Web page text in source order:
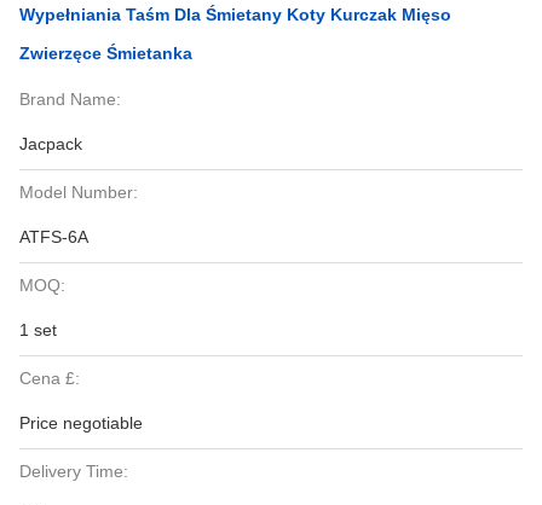
Wypełniania Taśm Dla Śmietany Koty Kurczak Mięso
Zwierzęce Śmietanka
Brand Name:
Jacpack
Model Number:
ATFS-6A
MOQ:
1 set
Cena £:
Price negotiable
Delivery Time: